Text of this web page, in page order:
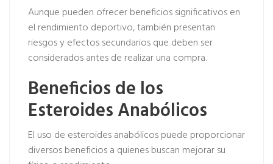
Aunque pueden ofrecer beneficios significativos en
el rendimiento deportivo, también presentan
riesgos y efectos secundarios que deben ser
considerados antes de realizar una compra.
Beneficios de los
Esteroides Anabólicos
El uso de esteroides anabólicos puede proporcionar
diversos beneficios a quienes buscan mejorar su